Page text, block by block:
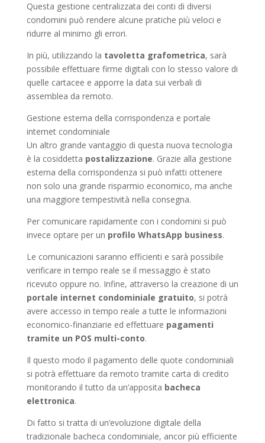
Questa gestione centralizzata dei conti di diversi
condomini può rendere alcune pratiche più veloci e
ridurre al minimo gli errori.
In più, utilizzando la tavoletta grafometrica, sarà
possibile effettuare firme digitali con lo stesso valore di
quelle cartacee e apporre la data sui verbali di
assemblea da remoto.
Gestione esterna della corrispondenza e portale
internet condominiale
Un altro grande vantaggio di questa nuova tecnologia
è la cosiddetta postalizzazione. Grazie alla gestione
esterna della corrispondenza si può infatti ottenere
non solo una grande risparmio economico, ma anche
una maggiore tempestività nella consegna.
Per comunicare rapidamente con i condomini si può
invece optare per un profilo WhatsApp business.
Le comunicazioni saranno efficienti e sarà possibile
verificare in tempo reale se il messaggio è stato
ricevuto oppure no. Infine, attraverso la creazione di un
portale internet condominiale gratuito, si potrà
avere accesso in tempo reale a tutte le informazioni
economico-finanziarie ed effettuare pagamenti
tramite un POS multi-conto.
Il questo modo il pagamento delle quote condominiali
si potrà effettuare da remoto tramite carta di credito
monitorando il tutto da un’apposita bacheca
elettronica.
Di fatto si tratta di un’evoluzione digitale della
tradizionale bacheca condominiale, ancor più efficiente